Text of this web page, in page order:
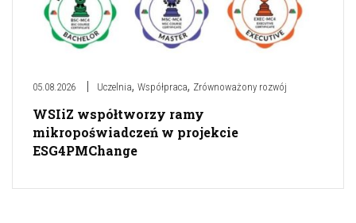
05.08.2026 Uczelnia, Współpraca, Zrównoważony rozwój
WSIiZ współtworzy ramy
mikropoświadczeń w projekcie
ESG4PMChange